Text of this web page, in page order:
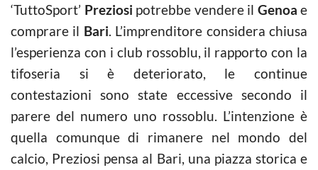
‘TuttoSport’ Preziosi potrebbe vendere il Genoa e
comprare il Bari. L’imprenditore considera chiusa
l’esperienza con i club rossoblu, il rapporto con la
tifoseria si è deteriorato, le continue
contestazioni sono state eccessive secondo il
parere del numero uno rossoblu. L’intenzione è
quella comunque di rimanere nel mondo del
calcio, Preziosi pensa al Bari, una piazza storica e